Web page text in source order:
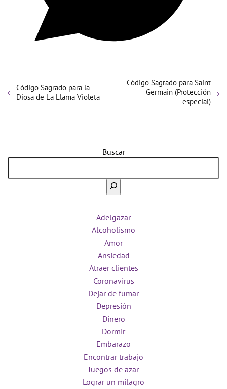
Código Sagrado para la
Diosa de La Llama Violeta
Código Sagrado para Saint
Germain (Protección
especial)
Buscar
Adelgazar
Alcoholismo
Amor
Ansiedad
Atraer clientes
Coronavirus
Dejar de fumar
Depresión
Dinero
Dormir
Embarazo
Encontrar trabajo
Juegos de azar
Lograr un milagro